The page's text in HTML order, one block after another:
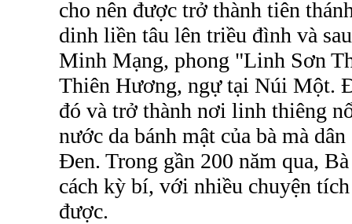
cho nên được trở thành tiên
dinh liền tâu lên triều đình và
Minh Mạng, phong "Linh Sơn
Thiên Hương, ngự tại Núi Một.
đó và trở thành nơi linh thiêng
nước da bánh mật của bà mà
Đen. Trong gần 200 năm qua,
cách kỳ bí, với nhiều chuyện
được.